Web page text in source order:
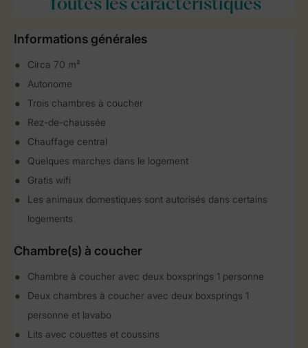
Toutesles caractéristiques
Informations générales
Circa 70 m²
Autonome
Trois chambres à coucher
Rez-de-chaussée
Chauffage central
Quelques marches dans le logement
Gratis wifi
Les animaux domestiques sont autorisés dans certains
logements
Chambre(s) à coucher
Chambre à coucher avec deux boxsprings 1 personne
Deux chambres à coucher avec deux boxsprings 1
personne et lavabo
Lits avec couettes et coussins